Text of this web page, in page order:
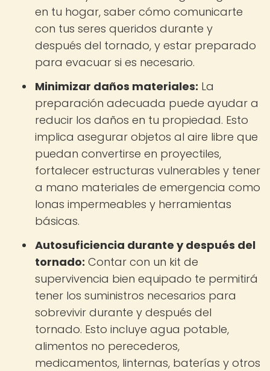
en tu hogar, saber cómo comunicarte
con tus seres queridos durante y
después del tornado, y estar preparado
para evacuar si es necesario.
Minimizar daños materiales: La
preparación adecuada puede ayudar a
reducir los daños en tu propiedad. Esto
implica asegurar objetos al aire libre que
puedan convertirse en proyectiles,
fortalecer estructuras vulnerables y tener
a mano materiales de emergencia como
lonas impermeables y herramientas
básicas.
Autosuficiencia durante y después del
tornado: Contar con un kit de
supervivencia bien equipado te permitirá
tener los suministros necesarios para
sobrevivir durante y después del
tornado. Esto incluye agua potable,
alimentos no perecederos,
medicamentos, linternas, baterías y otros